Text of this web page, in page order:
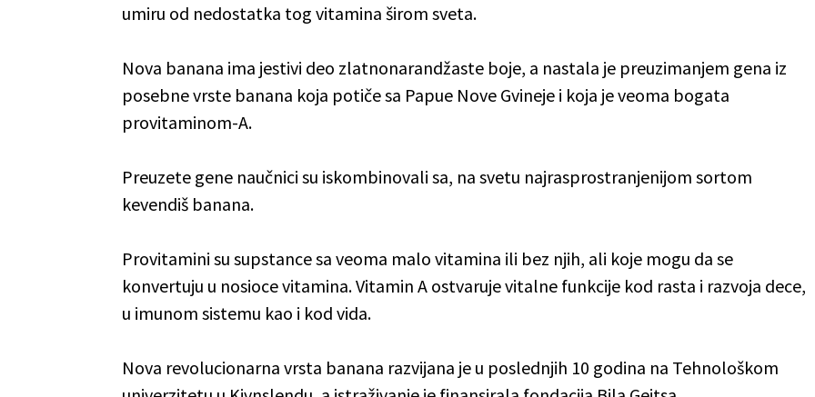
umiru od nedostatka tog vitamina širom sveta.
Nova banana ima jestivi deo zlatnonarandžaste boje, a nastala je preuzimanjem gena iz
posebne vrste banana koja potiče sa Papue Nove Gvineje i koja je veoma bogata
provitaminom-A.
Preuzete gene naučnici su iskombinovali sa, na svetu najrasprostranjenijom sortom
kevendiš banana.
Provitamini su supstance sa veoma malo vitamina ili bez njih, ali koje mogu da se
konvertuju u nosioce vitamina. Vitamin A ostvaruje vitalne funkcije kod rasta i razvoja dece,
u imunom sistemu kao i kod vida.
Nova revolucionarna vrsta banana razvijana je u poslednjih 10 godina na Tehnološkom